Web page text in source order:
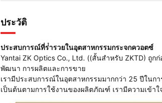
ประวัติ
ประสบการณ์ที่ร่ํารวยในอุตสาหกรรมกระจกควอตซ์
Yantai ZK Optics Co., Ltd. ((สั้นสําหรับ ZKTD) ถู
พัฒนา การผลิตและการขาย
เรามีประสบการณ์ในอุตสาหกรรมมากกว่า 25 ปีในก
เป็นต้นตามการใช้งานของผลิตภัณฑ์ เรามีความเข้